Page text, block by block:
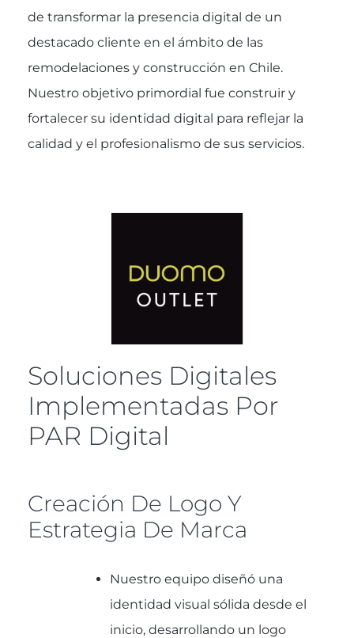
de transformar la presencia digital de un
destacado cliente en el ámbito de las
remodelaciones y construcción en Chile.
Nuestro objetivo primordial fue construir y
fortalecer su identidad digital para reflejar la
calidad y el profesionalismo de sus servicios.
Soluciones Digitales
Implementadas Por
PAR Digital
Creación De Logo Y
Estrategia De Marca
Nuestro equipo diseñó una
identidad visual sólida desde el
inicio, desarrollando un logo